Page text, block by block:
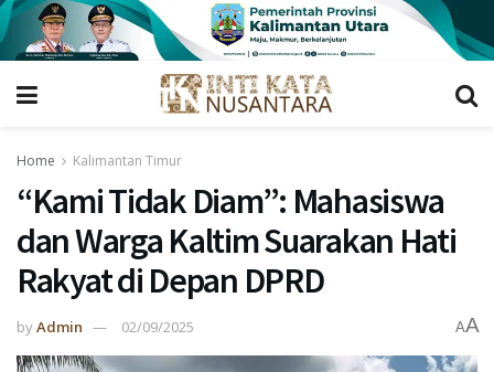
Home Kalimantan Timur
“Kami Tidak Diam”: Mahasiswa
dan Warga Kaltim Suarakan Hati
Rakyat di Depan DPRD
byAdmin 02/09/2025 AA